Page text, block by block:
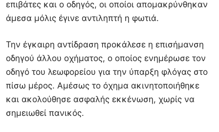
επιβάτες και ο οδηγός, οι οποίοι απομακρύνθηκαν
άμεσα μόλις έγινε αντιληπτή η φωτιά.
Την έγκαιρη αντίδραση προκάλεσε η επισήμανση
οδηγού άλλου οχήματος, ο οποίος ενημέρωσε τον
οδηγό του λεωφορείου για την ύπαρξη φλόγας στο
πίσω μέρος. Αμέσως το όχημα ακινητοποιήθηκε
και ακολούθησε ασφαλής εκκένωση, χωρίς να
σημειωθεί πανικός.